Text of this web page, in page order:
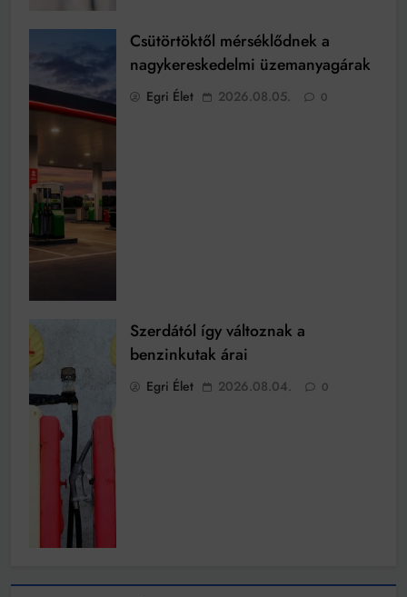
Csütörtöktől mérséklődnek a
nagykereskedelmi üzemanyagárak
Egri Élet 2026.08.05. 0
Szerdától így változnak a
benzinkutak árai
Egri Élet 2026.08.04. 0